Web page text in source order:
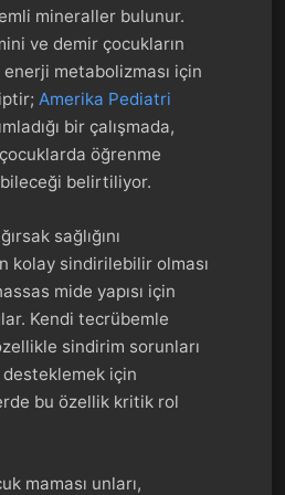
mineraller bulunur.
ve demir çocukların
metabolizması için
Amerika Pediatri
bir çalışmada,
öğrenme
belirtiliyor.
sağlığını
kolay sindirilebilir olması
mide yapısı için
Kendi tecrübemle
sindirim sorunları
desteklemek için
bu özellik kritik rol
maması unları,